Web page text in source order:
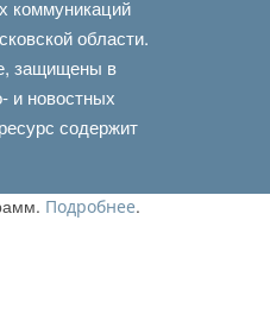
коммуникаций
области.
защищены в
и новостных
содержит
Подробнее.